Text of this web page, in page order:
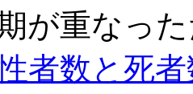
が重なっ
者数と死